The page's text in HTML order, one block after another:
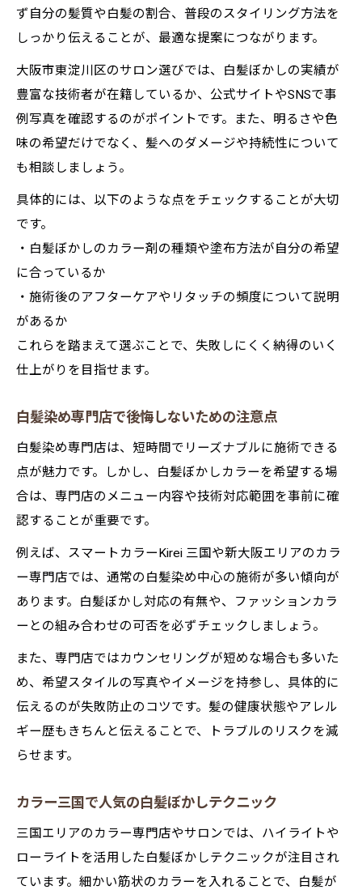
ず自分の髪質や白髪の割合、普段のスタイリング方法を
しっかり伝えることが、最適な提案につながります。
大阪市東淀川区のサロン選びでは、白髪ぼかしの実績が
豊富な技術者が在籍しているか、公式サイトやSNSで事
例写真を確認するのがポイントです。また、明るさや色
味の希望だけでなく、髪へのダメージや持続性について
も相談しましょう。
具体的には、以下のような点をチェックすることが大切
です。
・白髪ぼかしのカラー剤の種類や塗布方法が自分の希望
に合っているか
・施術後のアフターケアやリタッチの頻度について説明
があるか
これらを踏まえて選ぶことで、失敗しにくく納得のいく
仕上がりを目指せます。
白髪染め専門店で後悔しないための注意点
白髪染め専門店は、短時間でリーズナブルに施術できる
点が魅力です。しかし、白髪ぼかしカラーを希望する場
合は、専門店のメニュー内容や技術対応範囲を事前に確
認することが重要です。
例えば、スマートカラーKirei 三国や新大阪エリアのカラ
ー専門店では、通常の白髪染め中心の施術が多い傾向が
あります。白髪ぼかし対応の有無や、ファッションカラ
ーとの組み合わせの可否を必ずチェックしましょう。
また、専門店ではカウンセリングが短めな場合も多いた
め、希望スタイルの写真やイメージを持参し、具体的に
伝えるのが失敗防止のコツです。髪の健康状態やアレル
ギー歴もきちんと伝えることで、トラブルのリスクを減
らせます。
カラー三国で人気の白髪ぼかしテクニック
三国エリアのカラー専門店やサロンでは、ハイライトや
ローライトを活用した白髪ぼかしテクニックが注目され
ています。細かい筋状のカラーを入れることで、白髪が